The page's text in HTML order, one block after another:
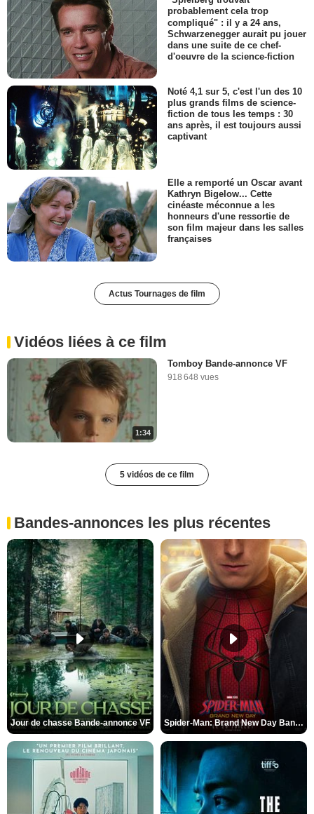
probablement cela trop
compliqué" : il y a 24 ans,
Schwarzenegger aurait pu jouer
dans une suite de ce chef-
d'oeuvre de la science-fiction
Noté 4,1 sur 5, c'est l'un des 10
plus grands films de science-
fiction de tous les temps : 30
ans après, il est toujours aussi
captivant
Elle a remporté un Oscar avant
Kathryn Bigelow... Cette
cinéaste méconnue a les
honneurs d'une ressortie de
son film majeur dans les salles
françaises
Actus Tournages de film
Vidéos liées à ce film
1:34
Tomboy Bande-annonce VF
918 648 vues
5 vidéos de ce film
Bandes-annonces les plus récentes
Jour de chasse Bande-annonce VF Spider-Man: Brand New Day Bande-annonce (3) VO STFR